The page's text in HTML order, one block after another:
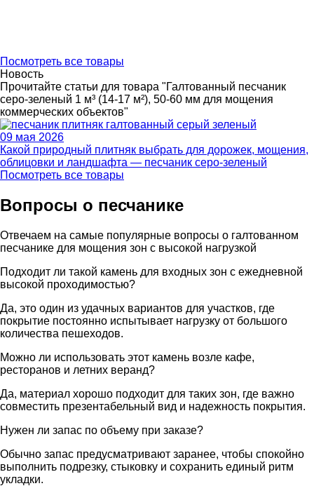
Посмотреть все товары
Новость
Прочитайте статьи для товара "Галтованный песчаник
серо-зеленый 1 м³ (14-17 м²), 50-60 мм для мощения
коммерческих объектов"
09 мая 2026
Какой природный плитняк выбрать для дорожек, мощения,
облицовки и ландшафта — песчаник серо-зеленый
Посмотреть все товары
Вопросы о песчанике
Отвечаем на самые популярные вопросы о галтованном
песчанике для мощения зон с высокой нагрузкой
Подходит ли такой камень для входных зон с ежедневной
высокой проходимостью?
Да, это один из удачных вариантов для участков, где
покрытие постоянно испытывает нагрузку от большого
количества пешеходов.
Можно ли использовать этот камень возле кафе,
ресторанов и летних веранд?
Да, материал хорошо подходит для таких зон, где важно
совместить презентабельный вид и надежность покрытия.
Нужен ли запас по объему при заказе?
Обычно запас предусматривают заранее, чтобы спокойно
выполнить подрезку, стыковку и сохранить единый ритм
укладки.